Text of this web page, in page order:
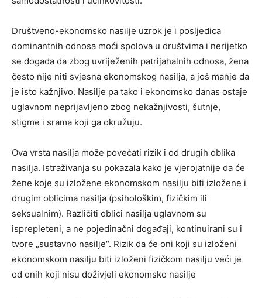
Društveno-ekonomsko nasilje uzrok je i posljedica
dominantnih odnosa moći spolova u društvima i nerijetko
se događa da zbog uvriježenih patrijahalnih odnosa, žena
često nije niti svjesna ekonomskog nasilja, a još manje da
je isto kažnjivo. Nasilje pa tako i ekonomsko danas ostaje
uglavnom neprijavljeno zbog nekažnjivosti, šutnje,
stigme i srama koji ga okružuju.
Ova vrsta nasilja može povećati rizik i od drugih oblika
nasilja. Istraživanja su pokazala kako je vjerojatnije da će
žene koje su izložene ekonomskom nasilju biti izložene i
drugim oblicima nasilja (psihološkim, fizičkim ili
seksualnim). Različiti oblici nasilja uglavnom su
isprepleteni, a ne pojedinačni događaji, kontinuirani su i
tvore „sustavno nasilje“. Rizik da će oni koji su izloženi
ekonomskom nasilju biti izloženi fizičkom nasilju veći je
od onih koji nisu doživjeli ekonomsko nasilje